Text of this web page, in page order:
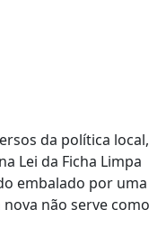
da política local,
Lei da Ficha Limpa
embalado por uma
não serve como